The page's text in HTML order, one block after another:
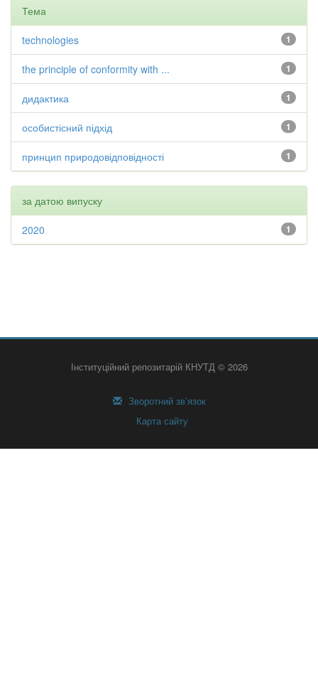
Тема
1
technologies
1
the principle of conformity with ...
1
дидактика
1
особистісний підхід
1
принцип природовідповідності
за датою випуску
1
2020
Інституційний репозитарій КНУТД © 2026
Зворотний зв’язок
Карта сайту